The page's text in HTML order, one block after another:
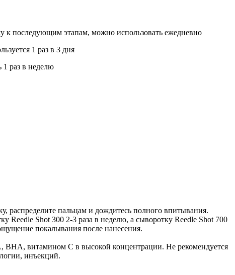
к последующим этапам, можно использовать ежедневно
1 раз в 3 дня
1 раз в неделю
распределите пальцам и дождитесь полного впитывания.
Shot 300 2-3 раза в неделю, а сыворотку Reedle Shot 700
покалывания после нанесения.
BHA, витамином C в высокой концентрации. Не рекомендуется
инъекций.